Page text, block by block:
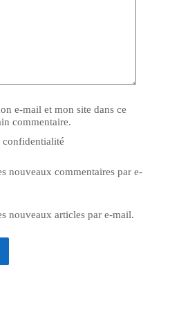
e-mail et mon site dans ce
commentaire.
nouveaux commentaires par e-
nouveaux articles par e-mail.